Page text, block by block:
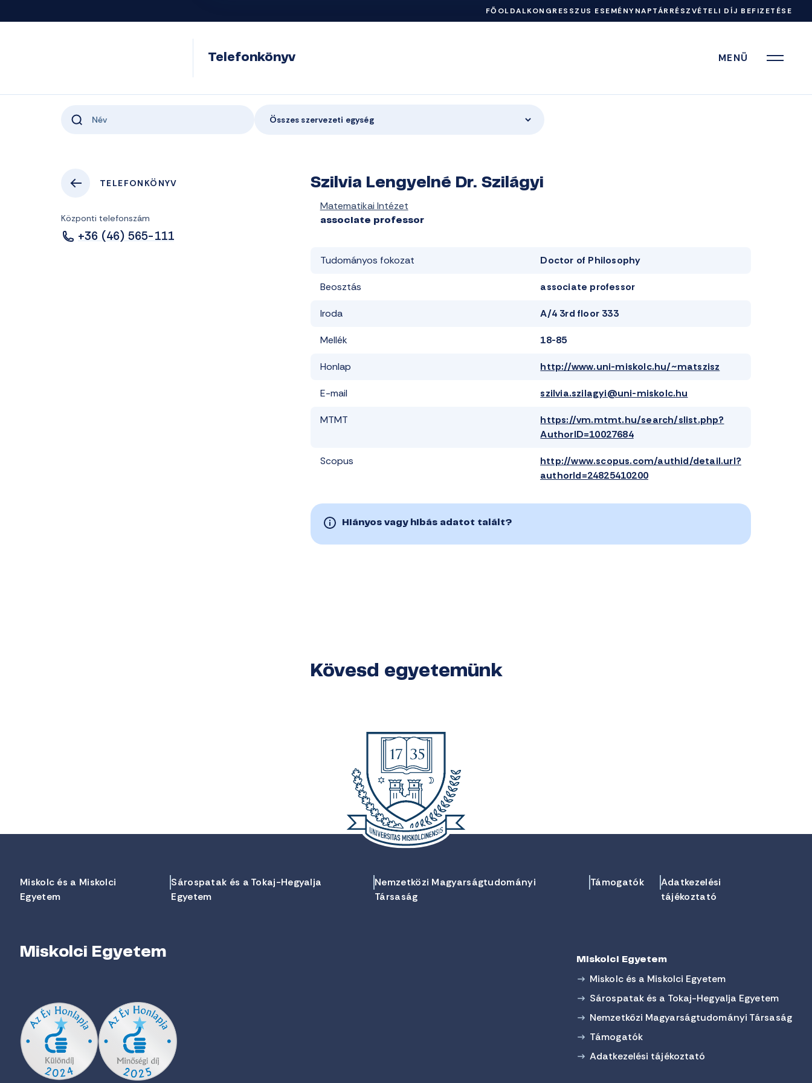
FŐOLDALKONGRESSZUS ESEMÉNYNAPTÁRRÉSZVÉTELI DÍJ BEFIZETÉSE
Telefonkönyv MENÜ
Összes szervezeti egység
TELEFONKÖNYV
Központi telefonszám
+36 (46) 565-111
Szilvia Lengyelné Dr. Szilágyi
Matematikai Intézet
associate professor
Tudományos fokozat Doctor of Philosophy
Beosztás associate professor
Iroda A/4 3rd floor 333
Mellék 18-85
Honlap http://www.uni-miskolc.hu/~matszisz
E-mail szilvia.szilagyi@uni-miskolc.hu
MTMT
https://vm.mtmt.hu/search/slist.php?
AuthorID=10027684
Scopus
http://www.scopus.com/authid/detail.url?
authorId=24825410200
Hiányos vagy hibás adatot talált?
Kövesd egyetemünk
Miskolc és a Miskolci
Egyetem
Sárospatak és a Tokaj-Hegyalja
Egyetem
Nemzetközi Magyarságtudományi
Társaság
Támogatók
Adatkezelési
tájékoztató
Miskolci Egyetem Miskolci Egyetem
Miskolc és a Miskolci Egyetem
Sárospatak és a Tokaj-Hegyalja Egyetem
Nemzetközi Magyarságtudományi Társaság
Támogatók
Adatkezelési tájékoztató